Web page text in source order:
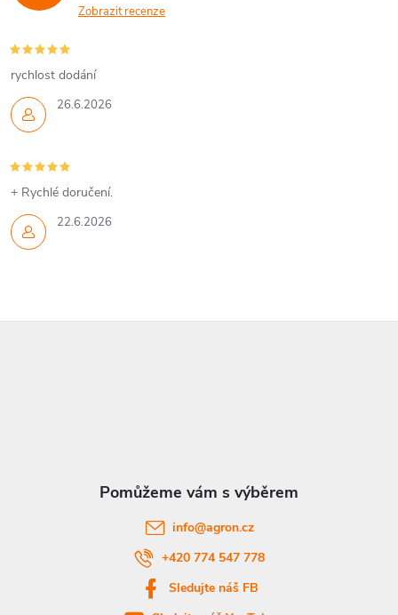
Zobrazit recenze
26.6.2026
rychlost dodání
22.6.2026
+ Rychlé doručení.
info@agron.cz
+420 774 547 778
Sledujte náš FB